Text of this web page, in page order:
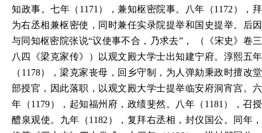
知政事。七年（1171），兼知枢密院事。八年（1172），拜
为右丞相兼枢密使，同时兼任实录院提举和国史提举。后因
与同知枢密院张说“议使事不合，乃求去”， （《宋史》卷三
八四《梁克家传》）以观文殿大学士出知建宁府。淳熙五年
（1178），梁克家丧母，回乡守制，为人弹劾秉政时擅改堂
部授官，因此落职，以观文殿大学士提举临安府洞宵宫。六
年（1179），起知福州府，政绩斐然。八年（1181），召授
醴泉观使。九年（1182），复拜右丞相，封仪国公。同年，